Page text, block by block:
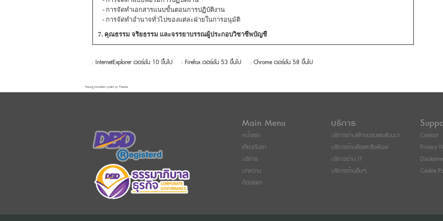
- การจัดทำเอกสารแนบขั้นตอนการปฏิบัติงาน
- การจัดทำอำนาจทั่วไปของแต่ละฝ่ายในการอนุมัติ
7. คุณธรรม จริยธรรม และจรรยาบรรณผู้ประกอบวิชาชีพบัญชี
: InternetExplorer เวอร์ชั่น 10 ขึ้นไป : Firefox เวอร์ชั่น 53 ขึ้นไป : Chrome เวอร์ชั่น 58 ขึ้นไป
FaLang translation system by Faboba
Main Menu
หน้าแรก
เกี่ยวกับเรา
บริการ
บทความ
ติดต่อเรา
บริการ
บริการด้านฝึกอบรมและสัมมนา
บริการด้านสื่อและสิ่งพิมพ์
บริการด้าน IT
บริการด้านอื่นๆ
Contact
Privacy
Cookie